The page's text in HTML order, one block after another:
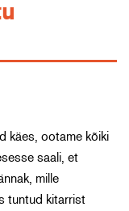
käes, ootame kõiki
saali, et
mille
tuntud kitarrist